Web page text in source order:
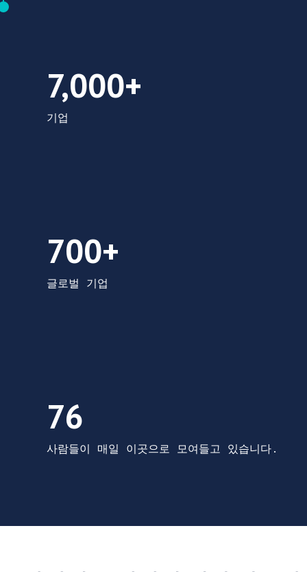
7,000+
기업
7 000+ 기업
700+
글로벌 기업
700+ 글로벌 기업
76
사람들이 매일 이곳으로 모여들고 있습니다.
76 사람들이 매일 이곳으로 모여들고 있습